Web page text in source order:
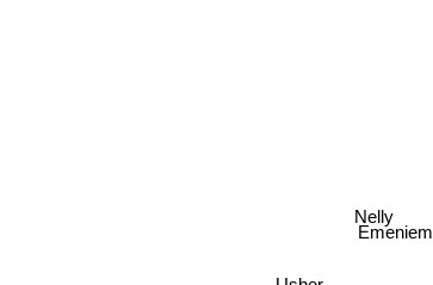
Emeniem
Nelly